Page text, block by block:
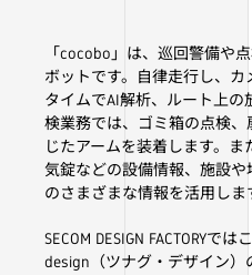
「cocobo」は、巡回警備や
ボットです。自律走行し、
タイムでAI解析、ルート上
検業務では、ゴミ箱の点検
じたアームを装着します。
気錠などの設備情報、施設
のさまざまな情報を活用しま
SECOM DESIGN FACTORYで
design（ツナグ・デザイン